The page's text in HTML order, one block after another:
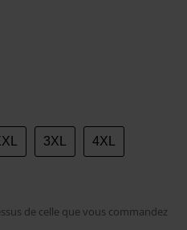
3XL 4XL
de celle que vous commandez